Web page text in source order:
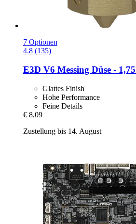
7 Optionen
4.8 (135)
E3D V6 Messing Düse -​
Glattes Finish
Hohe Performance
Feine Details
€ 8,09
Zustellung bis 14. August